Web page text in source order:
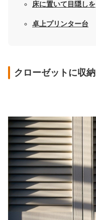
床に置いて目隠しを
卓上プリンター台
クローゼットに収納